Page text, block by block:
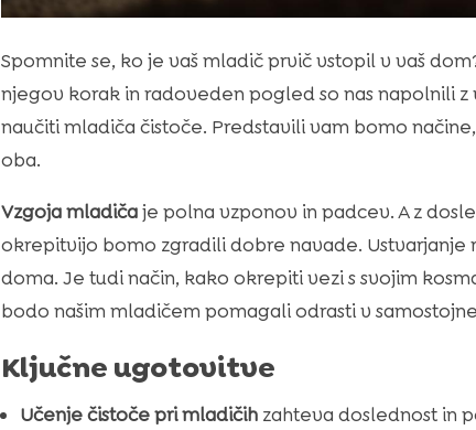
Spomnite se, ko je vaš mladič prvič vstopil v vaš
njegov korak in radoveden pogled so nas napolnili z
naučiti mladiča čistoče. Predstavili vam bomo
oba.
Vzgoja mladičaje polna vzponov in padcev. A z
okrepitvijo bomo zgradili dobre navade. Ustvarjanje
doma. Je tudi način, kako okrepiti vezi s svojim
bodo našim mladičem pomagali odrasti v
Ključne ugotovitve
Učenje čistoče pri mladičihzahteva doslednost in